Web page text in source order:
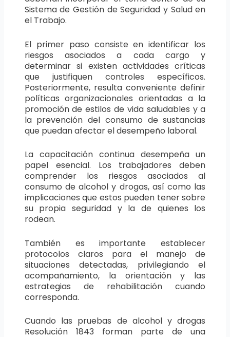
Sistema de Gestión de Seguridad y Salud en
el Trabajo.
El primer paso consiste en identificar los
riesgos asociados a cada cargo y
determinar si existen actividades críticas
que justifiquen controles específicos.
Posteriormente, resulta conveniente definir
políticas organizacionales orientadas a la
promoción de estilos de vida saludables y a
la prevención del consumo de sustancias
que puedan afectar el desempeño laboral.
La capacitación continua desempeña un
papel esencial. Los trabajadores deben
comprender los riesgos asociados al
consumo de alcohol y drogas, así como las
implicaciones que estos pueden tener sobre
su propia seguridad y la de quienes los
rodean.
También es importante establecer
protocolos claros para el manejo de
situaciones detectadas, privilegiando el
acompañamiento, la orientación y las
estrategias de rehabilitación cuando
corresponda.
Cuando las pruebas de alcohol y drogas
Resolución 1843 forman parte de una